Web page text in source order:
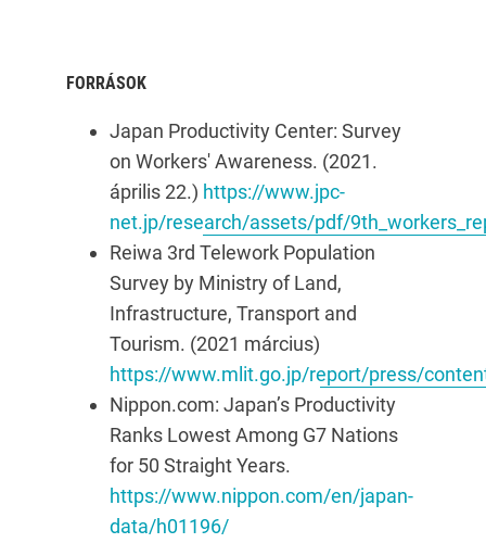
FORRÁSOK
Japan Productivity Center: Survey
on Workers' Awareness. (2021.
április 22.) https://www.jpc-
net.jp/research/assets/pdf/
Reiwa 3rd Telework Population
Survey by Ministry of Land,
Infrastructure, Transport and
Tourism. (2021 március)
https://www.mlit.go.jp/report/press/
Nippon.com: Japan’s Productivity
Ranks Lowest Among G7 Nations
for 50 Straight Years.
https://www.nippon.com/en/japan-
data/h01196/